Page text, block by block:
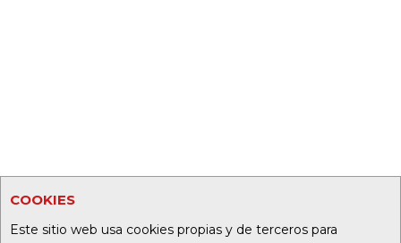
COOKIES
Este sitio web usa cookies propias y de terceros para